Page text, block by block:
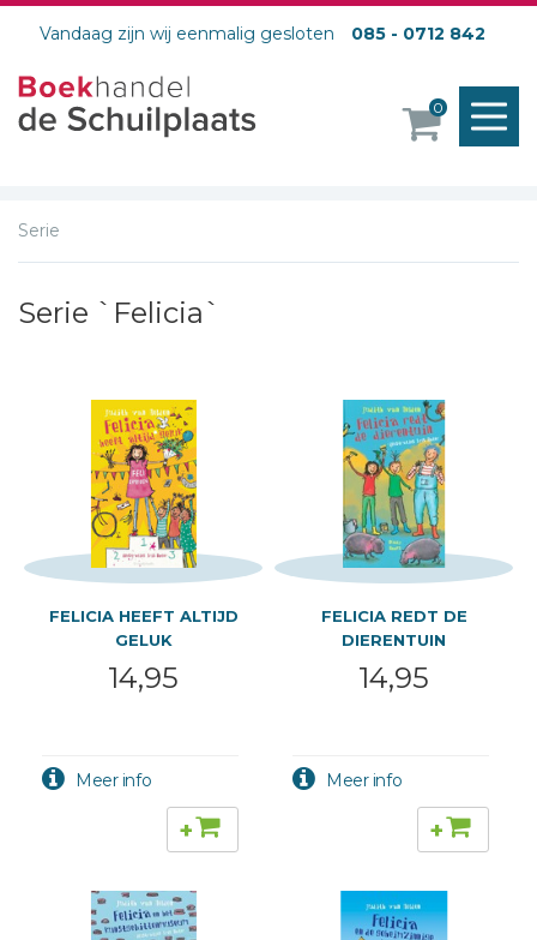
Vandaag zijn wij eenmalig gesloten 085 - 0712 842
0
Serie
Serie `Felicia`
FELICIA HEEFT ALTIJD
GELUK
14,95
+
FELICIA REDT DE
DIERENTUIN
14,95
+